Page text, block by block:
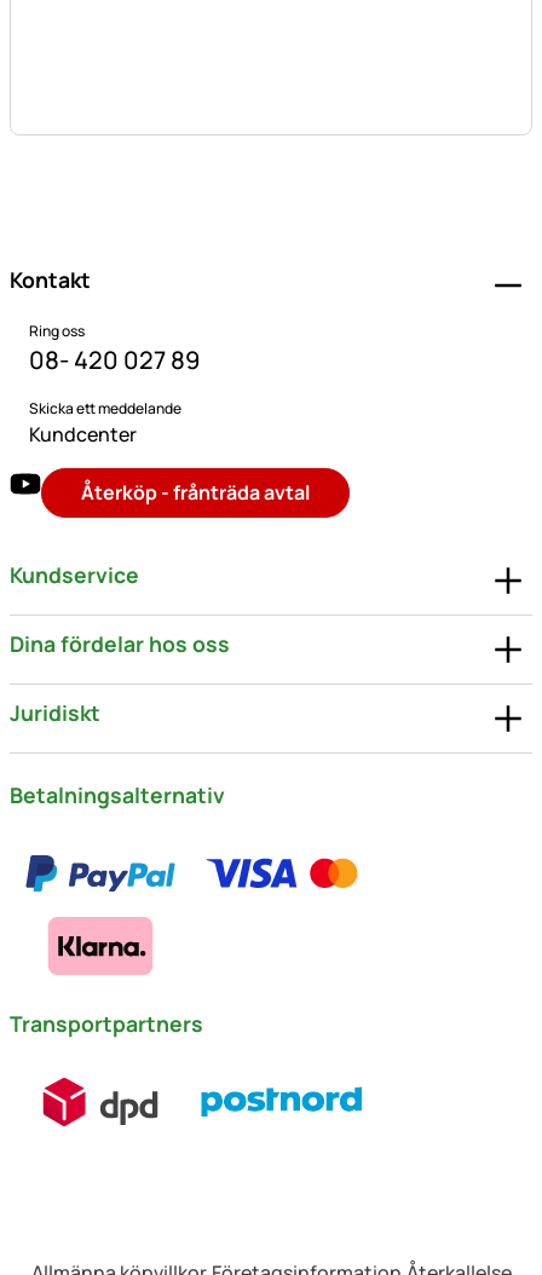
Kontakt
Ring oss
08- 420 027 89
Skicka ett meddelande
Kundcenter
Återköp - frånträda avtal
Kundservice
Dina fördelar hos oss
Juridiskt
Betalningsalternativ
Transportpartners